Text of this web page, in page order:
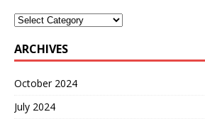
ARCHIVES
October 2024
July 2024